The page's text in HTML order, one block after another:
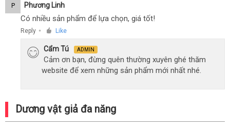
P Phương Linh
Có nhiều sản phẩm để lựa chọn, giá tốt!
Reply ● Like
Cẩm Tú ADMIN
Cảm ơn bạn, đừng quên thường xuyên ghé thăm
website để xem những sản phẩm mới nhất nhé.
Dương vật giả đa năng